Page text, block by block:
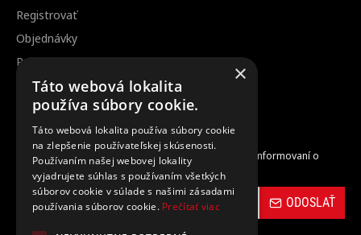
Registrovať
Objednávky
Reklamácia / vrátenie tovaru
Zrušenie objednávky
Odber noviniek
Zaregistrujte sa do nášho odberu noviniek a buďte informovaní o
novinkách a propagačných akciách.
ODOSLAŤ
×
Táto webová lokalita
používa súbory cookie.
Táto webová lokalita používa súbory cookie
na zlepšenie používateľskej skúsenosti.
Používaním našej webovej lokality
vyjadrujete súhlas s používaním všetkých
súborov cookie v súlade s našimi zásadami
používania súborov cookie. Prečítať viac